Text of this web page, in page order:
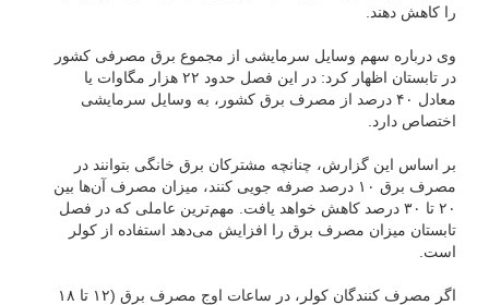
را کاهش دهند.
وی درباره سهم وسایل سرمایشی از مجموع برق مصرفی کشور
در تابستان اظهار کرد: در این فصل حدود ۲۲ هزار مگاوات یا
معادل ۴۰ درصد از مصرف برق کشور، به وسایل سرمایشی
اختصاص دارد.
بر اساس این گزارش، چنانچه مشترکان برق خانگی بتوانند در
مصرف برق ۱۰ درصد صرفه جویی کنند، میزان مصرف آن‌ها بین
۲۰ تا ۳۰ درصد کاهش خواهد یافت. مهم‌ترین عاملی که در فصل
تابستان میزان مصرف برق را افزایش می‌دهد استفاده از کولر
است.
اگر مصرف کنندگان کولر، در ساعات اوج مصرف برق (۱۲ تا ۱۸